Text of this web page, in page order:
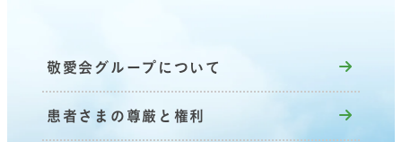
敬愛会グループについて
患者さまの尊厳と権利